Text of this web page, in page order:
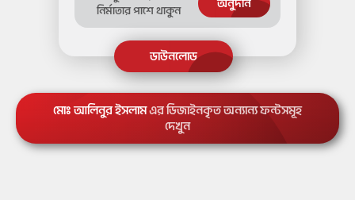
নির্মাতার পাশে থাকুন
অনুদান
মোঃ আলিনুর ইসলামএর ডিজাইনকৃত অন্যান্য ফন্টসমূহ
দেখুন